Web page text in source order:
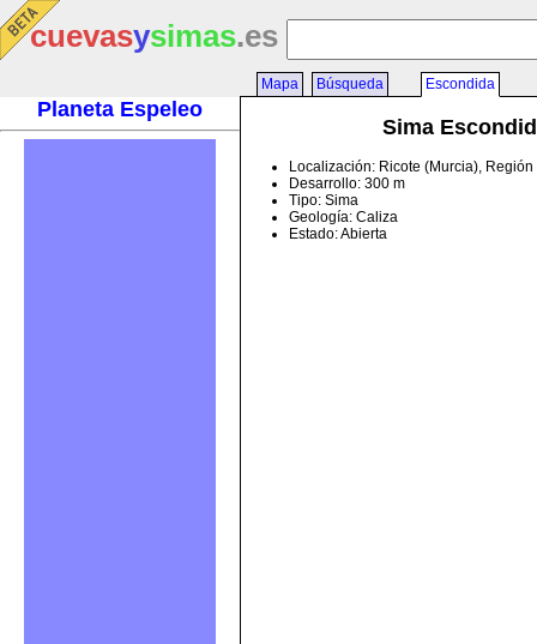
cuevasysimas.es
Planeta Espeleo
Mapa Búsqueda Escondida
Sima
Localización: Ricote (Murcia),
Desarrollo: 300 m
Tipo: Sima
Geología: Caliza
Estado: Abierta